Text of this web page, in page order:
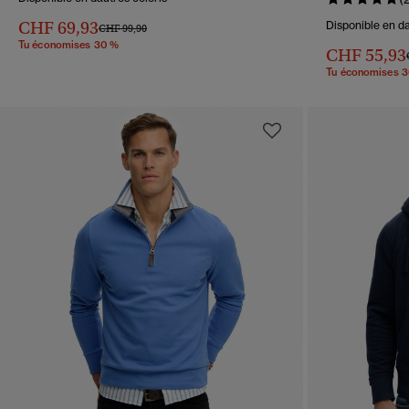
CHF 69,93Prix réduit de
CHF 99,90à
Tu économises 30 %
Disponible en
CHF 55,93
Tu économises